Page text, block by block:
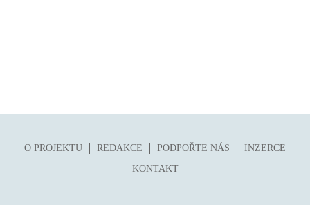
O PROJEKTU REDAKCE PODPOŘTE NÁS
INZERCE
KONTAKT